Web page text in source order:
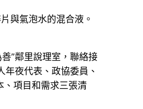
與氣泡水的混合液。
”鄰里說理室，聯絡接
年夜代表、政協委員、
項目和需求三張清